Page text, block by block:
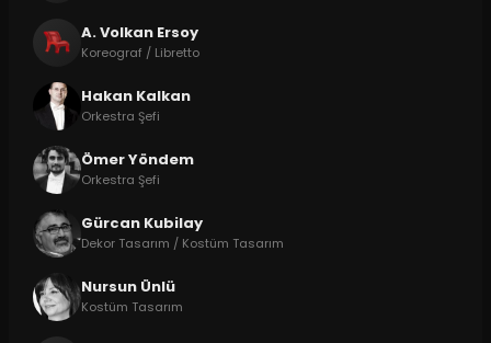
A. Volkan Ersoy
Koreograf / Libretto
Hakan Kalkan
Orkestra Şefi
Ömer Yöndem
Orkestra Şefi
Gürcan Kubilay
Dekor Tasarım / Kostüm Tasarım
Nursun Ünlü
Kostüm Tasarım